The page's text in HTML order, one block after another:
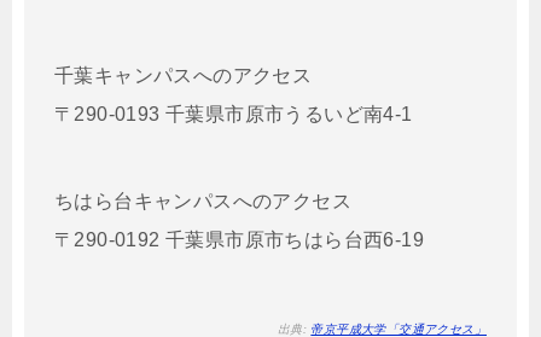
千葉キャンパスへのアクセス
〒290-0193 千葉県市原市うるいど南4-1
ちはら台キャンパスへのアクセス
〒290-0192 千葉県市原市ちはら台西6-19
出典: 帝京平成大学「交通アクセス」